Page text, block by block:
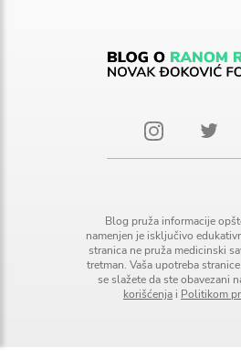
Blog pruža informacije
namenjen je isključivo
stranica ne pruža medicinski
tretman. Vaša upotreba
se slažete da ste obavezani
korišćenja i Politikom